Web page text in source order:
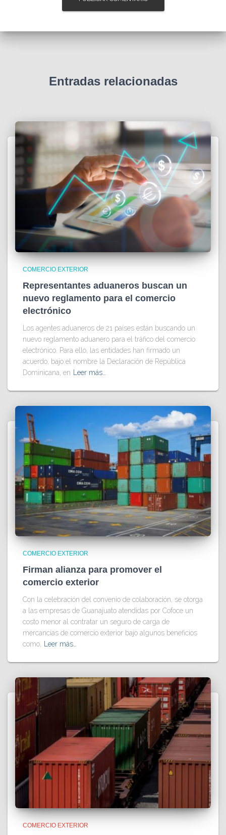
Entradas relacionadas
COMERCIO EXTERIOR
Representantes aduaneros buscan un
nuevo reglamento para el comercio
electrónico
Los agentes aduaneros de 21 países están buscando un
nuevo reglamento aduanero para el tráfico del comercio
electrónico. Para ello, las entidades han firmado un
acuerdo, bajo el nombre la Declaración de República
Dominicana, en
Leer más…
COMERCIO EXTERIOR
Firman alianza para promover el
comercio exterior
Con la celebración del convenio de colaboración, se otorga
a las empresas de Guanajuato atendidas por Cofoce un
costo menor al contratar un seguro de carga de
mercancías de comercio exterior bajo algunos beneficios
como, Leer más…
COMERCIO EXTERIOR